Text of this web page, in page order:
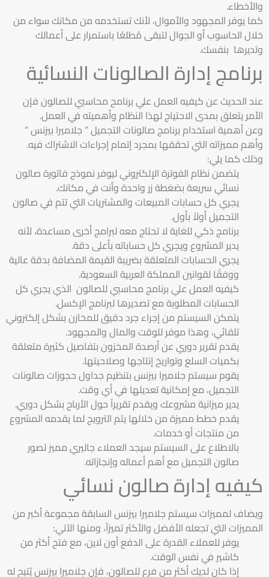
والأخطاء.
كما يوفر المجهود والأموال، لأنك تستخدمه من مكانك سواء من
خلال الحاسوب أو الجوال لتبقى مُطلعًا باستمرار على أعمالك
وتديرها بنفسك.
برنامج إدارة الصالونات النسائية
عند الحديث عن كيفيه العمل علي برنامج محاسبي للصالون فإن
الأمر يتعلق بمدى الاحتياج لهذا النظام وأهميته في العمل.
وعن أهمية استخدام برنامج صالونات التجميل ” جلاميرا بيزنس ”
وأهم مميزاته التي تحققها بمجرد إتمام إجراءات الاشتراك فيه.
وذلك كما يلي:
يتضمن نظام الفوترة الإلكتروني ليوفر نموذج فاتورة صالون
نسائي سريعة بضغطة زر واحدة وأنت في مكانك.
يجري كل حسابات المبيعات والمشتريات التي تتم في صالون
التجميل أولاً بأول.
برنامج ذكي للغاية لا تحتاج معه لبرامج أخرى مساعدة، لأنه
يدير المشروع ويجري كل حساباته بأعلى دقة.
يجري الحسابات المتعلقة بضريبة القيمة المضافة بدقة عالية
ووفقًا لقوانين المملكة العربية السعودية.
كيفيه العمل علي برنامج محاسبي للصالون الذي يجري كل
الحسابات المطلوبة مع تصديرها لبرنامج الإكسل.
يتمكن السيستم من إجراء جرد دقيق للمخازن بشكل إلكتروني
تلقائي، وهذا موفر للوقت والمال والمجهود.
يقدم تقرير دوري عن أرصدة المخزون بتفاصيل كثيرة متعلقة
بكميات السلع وتواريخ إنتاجها وصلاحيتها.
يقوم سيستم جلاميرا بيزنس بتنظيم جداول حجوزات صالونات
التجميل، مع إمكانية تعديلها في أي وقت.
يدير ميزانية مشروعك ويقدم تقريراً حول الأرباح بشكل دوري.
يقدم خطط مميزة من خلالها يتم الترويج لما يقدمه المشروع
من منتجات أو خدمات.
بالاطلاع على السيستم سيجد العملاء جاليري مميز لصور
صالون التجميل مع أهم أعماله وإنجازاته.
كيفيه إدارة صالون نسائي
ويضاف لمميزات سيستم جلاميرا بيزنس السابقة مجموعة أكبر من
المميزات التي تجعله الأفضل والأكثر تميزاً، ومنها الآتي:
يوفر للعملاء القدرة على الدفع أون لاين، مع فتح أكثر من
كاشير في نفس الوقت.
إذا كان لديك أكثر من فرع للصالون، فإن جلاميرا بيزنس يُتيح له